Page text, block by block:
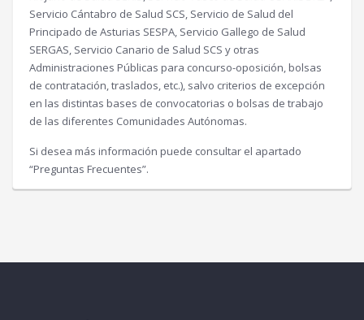
Servicio Cántabro de Salud SCS, Servicio de Salud del
Principado de Asturias SESPA, Servicio Gallego de Salud
SERGAS, Servicio Canario de Salud SCS y otras
Administraciones Públicas para concurso-oposición, bolsas
de contratación, traslados, etc.), salvo criterios de excepción
en las distintas bases de convocatorias o bolsas de trabajo
de las diferentes Comunidades Autónomas.
Si desea más información puede consultar el apartado
“Preguntas Frecuentes”.